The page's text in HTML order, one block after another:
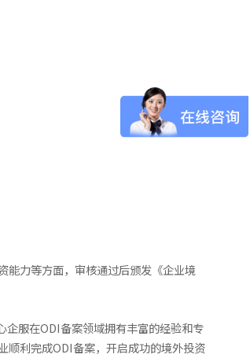
能力等方面，审核通过后颁发《企业境
企服在ODI备案领域拥有丰富的经验和专
顺利完成ODI备案，开启成功的境外投资